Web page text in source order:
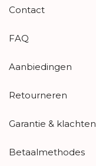
Contact
FAQ
Aanbiedingen
Retourneren
Garantie & klachten
Betaalmethodes